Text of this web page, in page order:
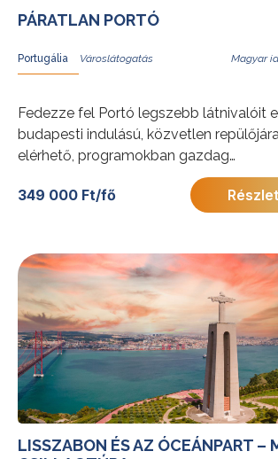
PÁRATLAN PORTÓ
Portugália Magyar
Fedezze fel Portó legszebb látnivalóit
budapesti indulású, közvetlen
elérhető, programokban gazdag
városlátogatás során! Az utazás a
nevezetességei mellett egy különleges
életbe is betekintést nyújt. Családok
kiváló választás, akik aktív
autentikus élményekre vágynak.
További érdekességekért Portugáliáról
kattintson ide.
349 000 Ft/fő
LISSZABON ÉS AZ ÓCEÁNPART –